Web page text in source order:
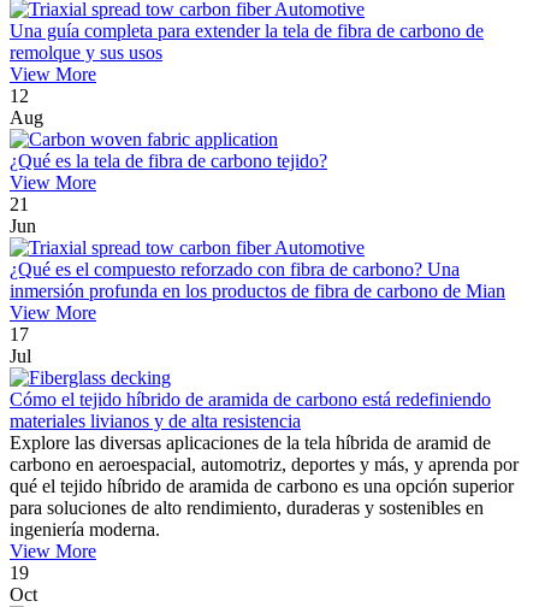
Una guía completa para extender la tela de fibra de carbono de
remolque y sus usos
View More
12
Aug
¿Qué es la tela de fibra de carbono tejido?
View More
21
Jun
¿Qué es el compuesto reforzado con fibra de carbono? Una
inmersión profunda en los productos de fibra de carbono de Mian
View More
17
Jul
Cómo el tejido híbrido de aramida de carbono está redefiniendo
materiales livianos y de alta resistencia
Explore las diversas aplicaciones de la tela híbrida de aramid de
carbono en aeroespacial, automotriz, deportes y más, y aprenda por
qué el tejido híbrido de aramida de carbono es una opción superior
para soluciones de alto rendimiento, duraderas y sostenibles en
ingeniería moderna.
View More
19
Oct